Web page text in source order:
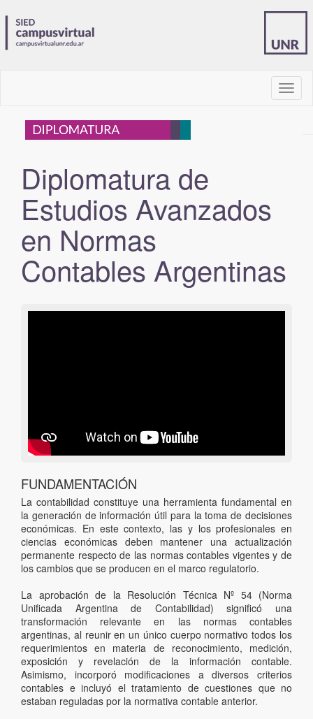
barra
de
Diplomatura de
Estudios Avanzados
en Normas
Contables Argentinas
FUNDAMENTACIÓN
La contabilidad constituye una herramienta fundamental en
la generación de información útil para la toma de decisiones
económicas. En este contexto, las y los profesionales en
ciencias económicas deben mantener una actualización
permanente respecto de las normas contables vigentes y de
los cambios que se producen en el marco regulatorio.
La aprobación de la Resolución Técnica Nº 54 (Norma
Unificada Argentina de Contabilidad) significó una
transformación relevante en las normas contables
argentinas, al reunir en un único cuerpo normativo todos los
requerimientos en materia de reconocimiento, medición,
exposición y revelación de la información contable.
Asimismo, incorporó modificaciones a diversos criterios
contables e incluyó el tratamiento de cuestiones que no
estaban reguladas por la normativa contable anterior.